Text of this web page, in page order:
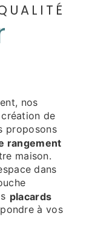
nos
de
proposons
rangement
maison.
dans
placards
à vos